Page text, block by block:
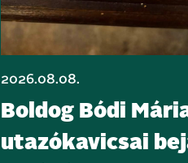
2026.08.08.
Boldog Bódi
utazókavicsai